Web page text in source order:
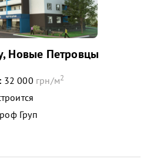
Новые Петровцы
32 000 грн/м2
Груп